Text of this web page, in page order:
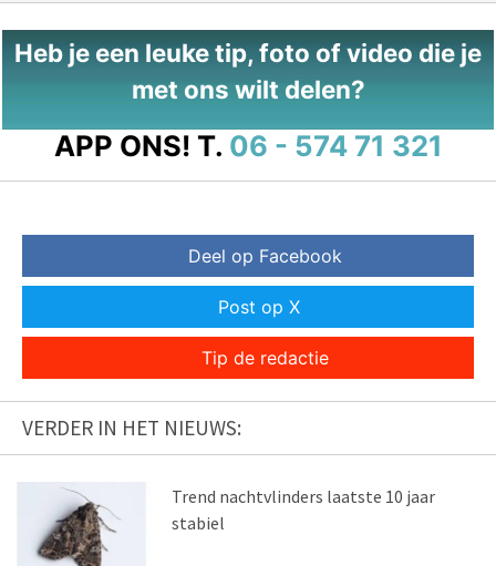
Heb je een leuke tip, foto of video die je
met ons wilt delen?
APP ONS! T. 06 - 574 71 321
Deel op Facebook
Post op X
Tip de redactie
VERDER IN HET NIEUWS:
Trend nachtvlinders laatste 10 jaar
stabiel